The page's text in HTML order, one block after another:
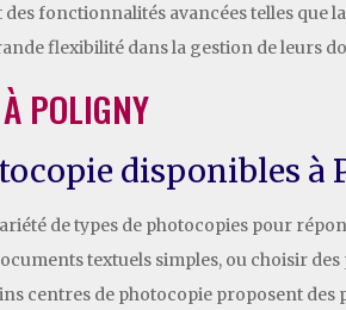
fonctionnalités avancées telles que
flexibilité dans la gestion de leurs
POLIGNY
disponibles à
de types de photocopies pour
textuels simples, ou choisir
centres de photocopie proposent